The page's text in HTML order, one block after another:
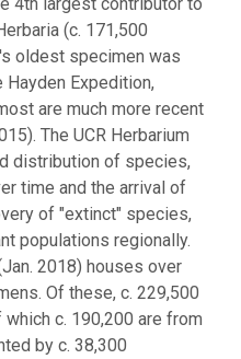
(c. 171,500
oldest specimen was
Expedition,
are much more recent
The UCR Herbarium
distribution of species,
time and the arrival of
of "extinct" species,
populations regionally.
2018) houses over
Of these, c. 229,500
c. 190,200 are from
by c. 38,300